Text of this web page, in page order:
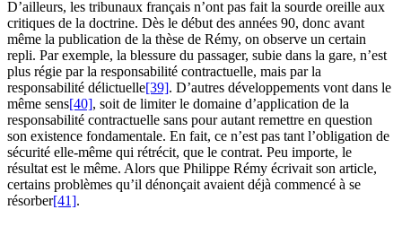
D’ailleurs, les tribunaux français n’ont pas fait la sourde oreille aux
critiques de la doctrine. Dès le début des années 90, donc avant
même la publication de la thèse de Rémy, on observe un certain
repli. Par exemple, la blessure du passager, subie dans la gare, n’est
plus régie par la responsabilité contractuelle, mais par la
responsabilité délictuelle[39]. D’autres développements vont dans le
même sens[40], soit de limiter le domaine d’application de la
responsabilité contractuelle sans pour autant remettre en question
son existence fondamentale. En fait, ce n’est pas tant l’obligation de
sécurité elle-même qui rétrécit, que le contrat. Peu importe, le
résultat est le même. Alors que Philippe Rémy écrivait son article,
certains problèmes qu’il dénonçait avaient déjà commencé à se
résorber[41].